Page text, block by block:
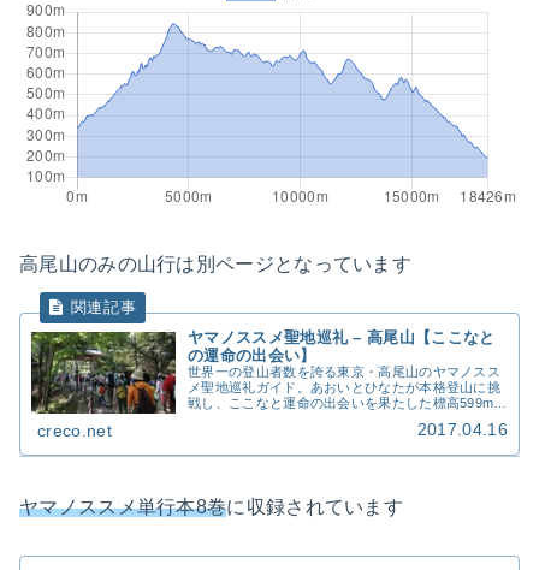
高尾山のみの山行は別ページとなっています
ヤマノススメ聖地巡礼 – 高尾山【ここなと
の運命の出会い】
世界一の登山者数を誇る東京・高尾山のヤマノスス
メ聖地巡礼ガイド。あおいとひなたが本格登山に挑
戦し、ここなと運命の出会いを果たした標高599mの
クセス、混雑回避のコツを実体験で紹介します。 京
creco.net 2017.04.16
ヤマノススメ単行本8巻に収録されています